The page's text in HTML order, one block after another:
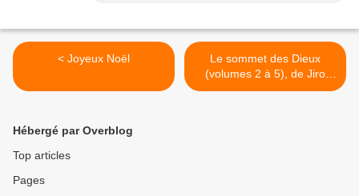
< Joyeux Noël
Le sommet des Dieux
(volumes 2 à 5), de Jiro
Taniguichi et Baku
Hébergé par Overblog
Top articles
Pages